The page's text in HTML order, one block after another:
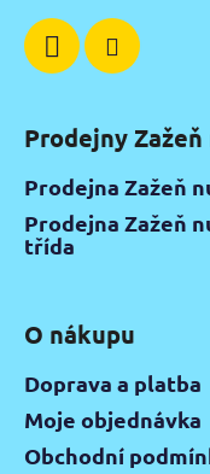
Prodejny Zažeň
Prodejna Zažeň
Prodejna Zažeň
třída
O nákupu
Doprava a platba
Moje objednávka
Obchodní